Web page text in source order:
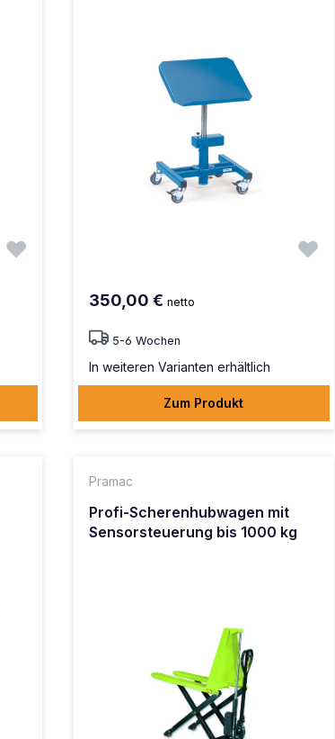
350,00 €netto
5-6 Wochen
In weiteren Varianten erhältlich
Zum Produkt
Pramac
Profi-Scherenhubwagen mit
Sensorsteuerung bis 1000 kg